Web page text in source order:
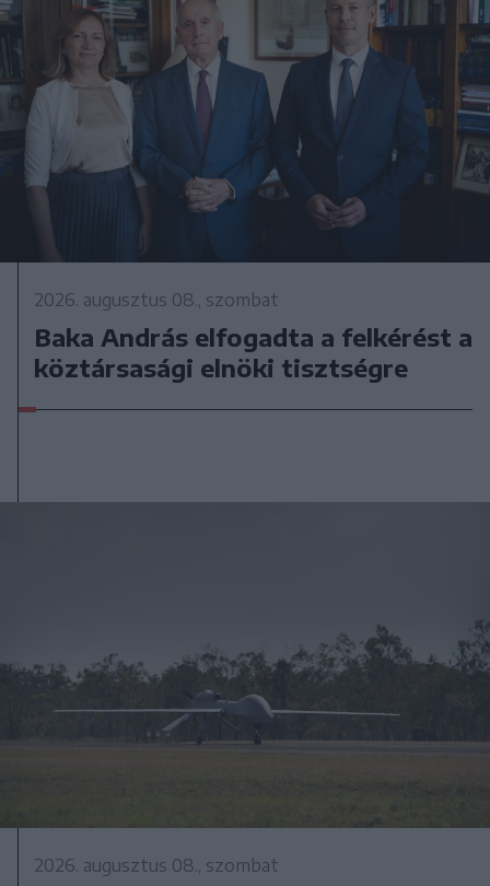
2026. augusztus 08., szombat
Baka András elfogadta a felkérést a
köztársasági elnöki tisztségre
2026. augusztus 08., szombat